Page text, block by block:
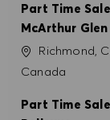
Part Time
McArthur Glen
Ort Richmond,
Canada
Part Time